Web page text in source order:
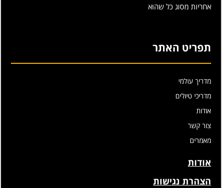
אחריות מסוג כל שהוא
תפריט האתר
מדריך עולמי
מדריכי טיולים
אודות
צור קשר
מאמרים
אודות
הצהרת נגישות